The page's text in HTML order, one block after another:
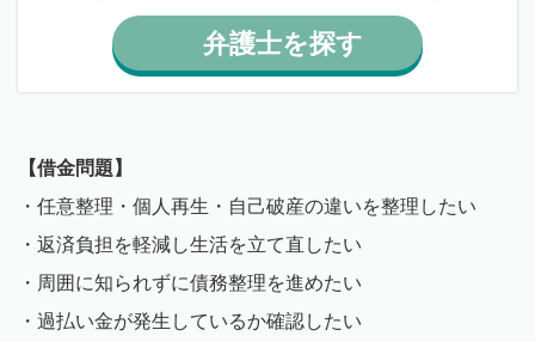
弁護士を探す
【借金問題】
・任意整理・個人再生・自己破産の違いを整理したい
・返済負担を軽減し生活を立て直したい
・周囲に知られずに債務整理を進めたい
・過払い金が発生しているか確認したい